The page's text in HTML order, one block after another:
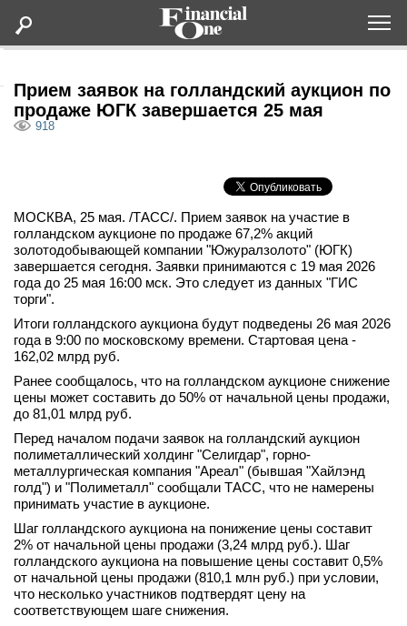
Lifestyle
Мероприятия
Новости
телеграм
Стать автором
Прием заявок на голландский аукцион по
продаже ЮГК завершается 25 мая
918
МОСКВА, 25 мая. /ТАСС/. Прием заявок на участие в
голландском аукционе по продаже 67,2% акций
золотодобывающей компании "Южуралзолото" (ЮГК)
завершается сегодня. Заявки принимаются с 19 мая 2026
года до 25 мая 16:00 мск. Это следует из данных "ГИС
торги".
Итоги голландского аукциона будут подведены 26 мая 2026
года в 9:00 по московскому времени. Стартовая цена -
162,02 млрд руб.
Ранее сообщалось, что на голландском аукционе снижение
цены может составить до 50% от начальной цены продажи,
до 81,01 млрд руб.
Перед началом подачи заявок на голландский аукцион
полиметаллический холдинг "Селигдар", горно-
металлургическая компания "Ареал" (бывшая "Хайлэнд
голд") и "Полиметалл" сообщали ТАСС, что не намерены
принимать участие в аукционе.
Шаг голландского аукциона на понижение цены составит
2% от начальной цены продажи (3,24 млрд руб.). Шаг
голландского аукциона на повышение цены составит 0,5%
от начальной цены продажи (810,1 млн руб.) при условии,
что несколько участников подтвердят цену на
соответствующем шаге снижения.